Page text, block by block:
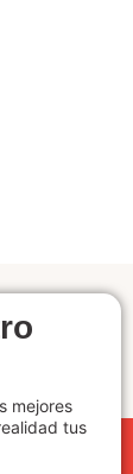
mejores
tus